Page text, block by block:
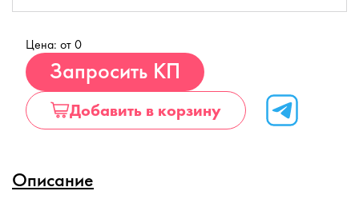
Цена: от 0
Запросить КП
Добавить в корзину
Описание